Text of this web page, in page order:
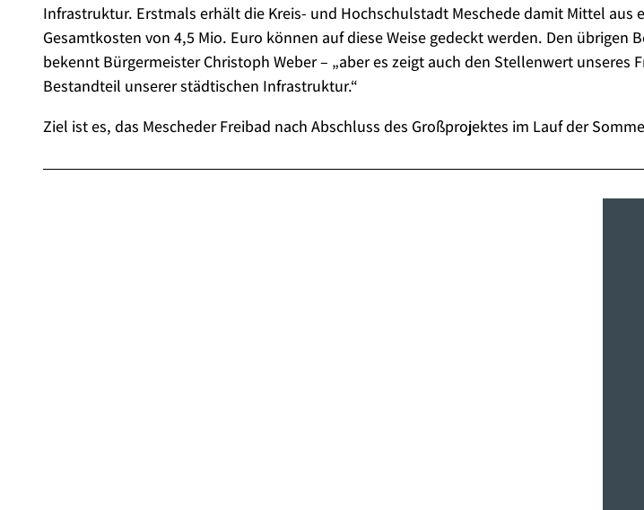
Infrastruktur. Erstmals erhält die Kreis- und Hochschulstadt Meschede damit Mittel
Gesamtkosten von 4,5 Mio. Euro können auf diese Weise gedeckt werden. Den
bekennt Bürgermeister Christoph Weber – „aber es zeigt auch den Stellenwert
Bestandteil unserer städtischen Infrastruktur.“
Ziel ist es, das Mescheder Freibad nach Abschluss des Großprojektes im Lauf der